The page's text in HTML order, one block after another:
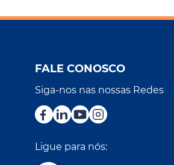
FALE CONOSCO
Siga-nos nas nossas Redes
Ligue para nós: